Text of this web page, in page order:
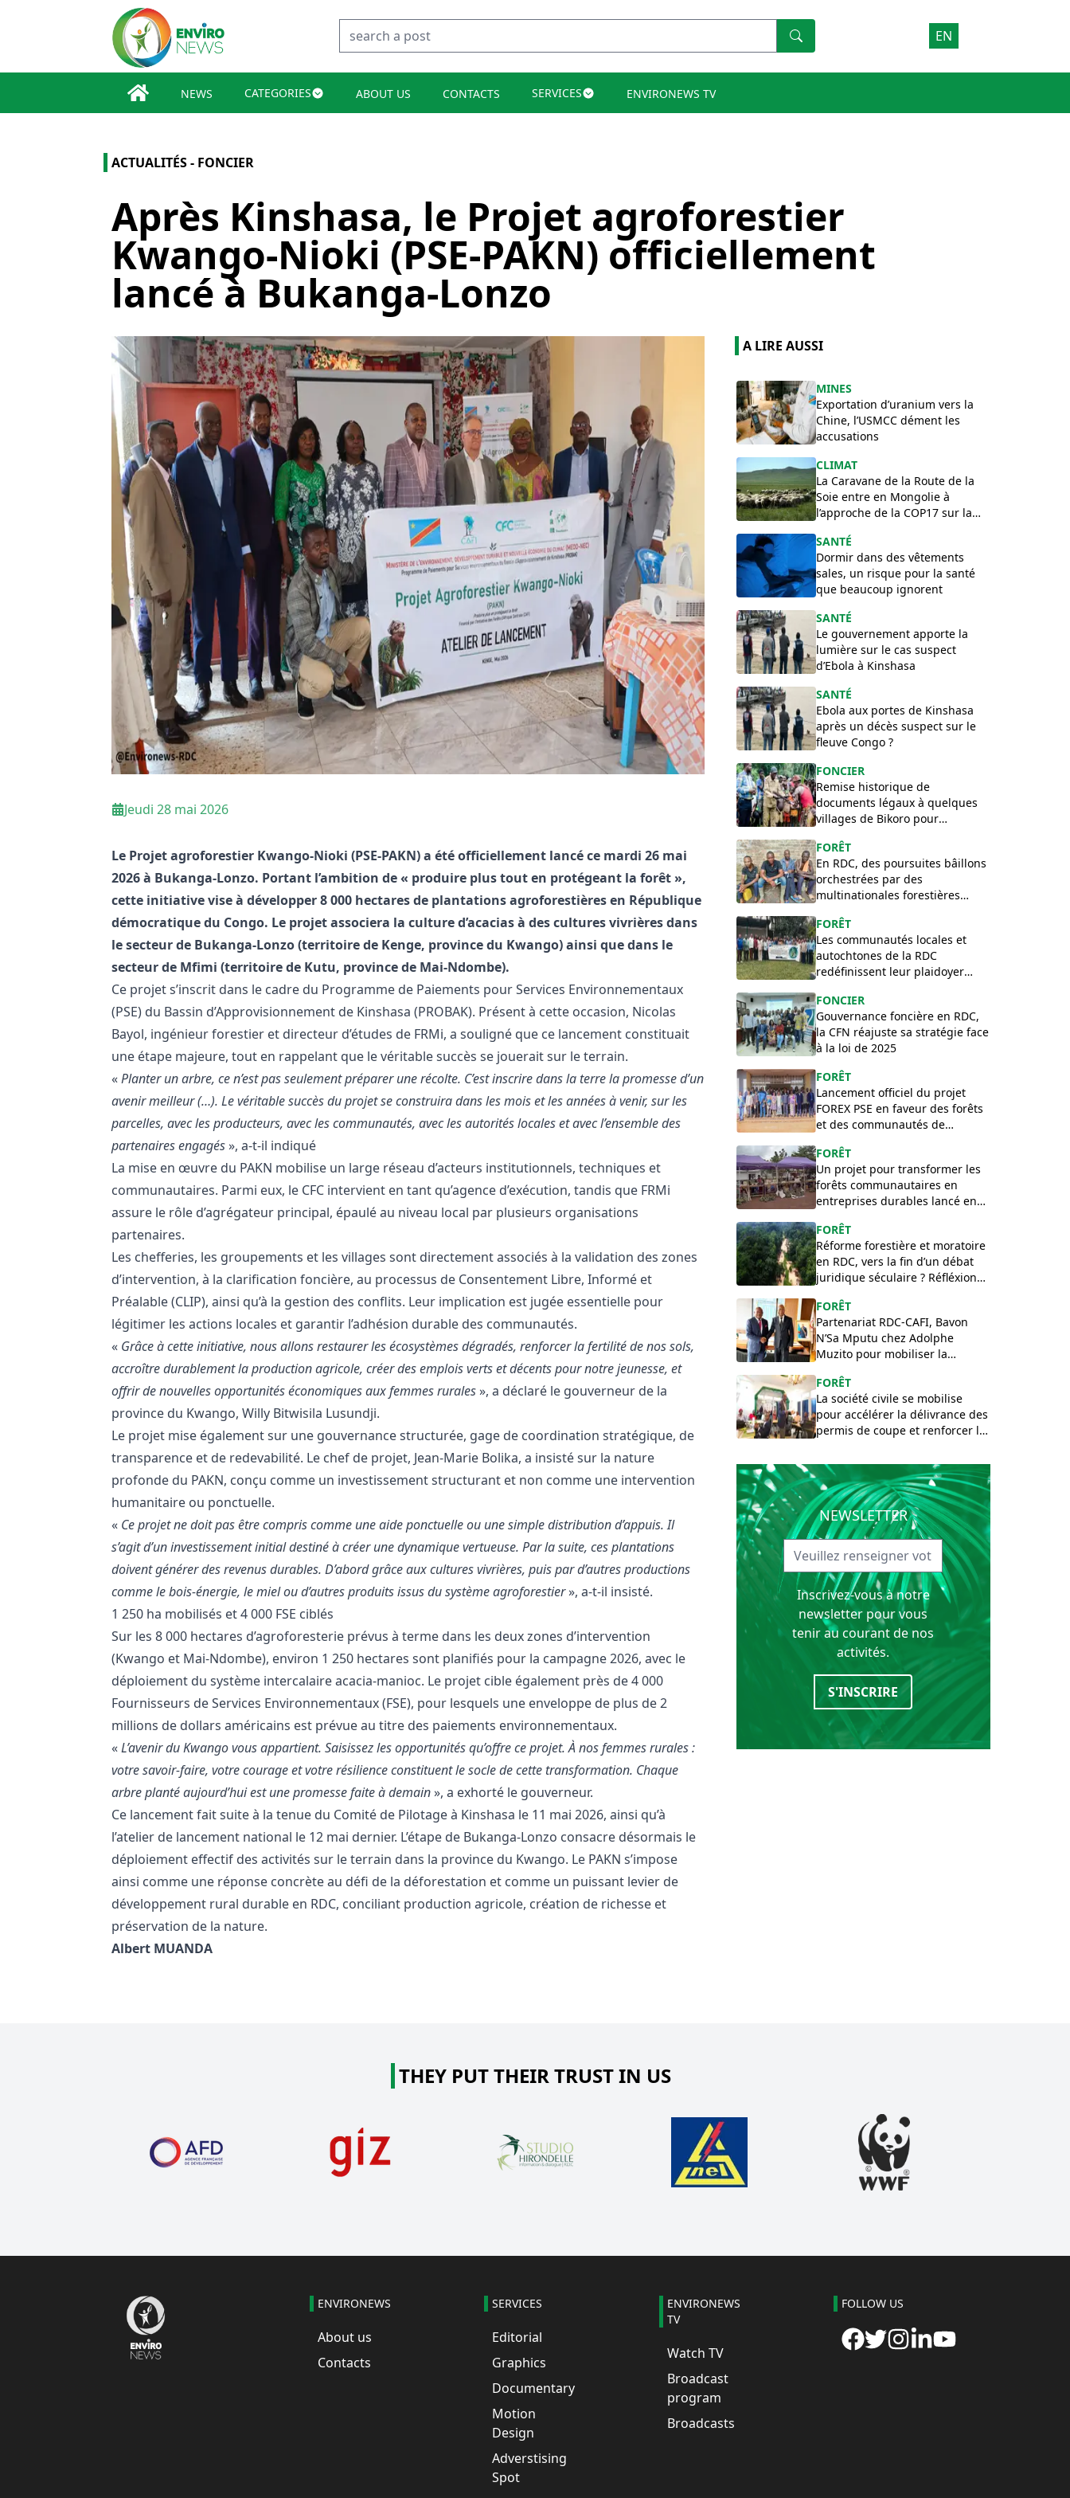
EN
NEWS CATEGORIES ABOUT US CONTACTS SERVICES ENVIRONEWS TV
ACTUALITÉS - FONCIER
Après Kinshasa, le Projet agroforestier
Kwango-Nioki (PSE-PAKN) officiellement
lancé à Bukanga-Lonzo
Jeudi 28 mai 2026
Le Projet agroforestier Kwango-Nioki (PSE-PAKN) a été officiellement lancé ce mardi 26 mai
2026 à Bukanga-Lonzo. Portant l’ambition de « produire plus tout en protégeant la forêt »,
cette initiative vise à développer 8 000 hectares de plantations agroforestières en République
démocratique du Congo. Le projet associera la culture d’acacias à des cultures vivrières dans
le secteur de Bukanga-Lonzo (territoire de Kenge, province du Kwango) ainsi que dans le
secteur de Mfimi (territoire de Kutu, province de Mai-Ndombe).
Ce projet s’inscrit dans le cadre du Programme de Paiements pour Services Environnementaux
(PSE) du Bassin d’Approvisionnement de Kinshasa (PROBAK). Présent à cette occasion, Nicolas
Bayol, ingénieur forestier et directeur d’études de FRMi, a souligné que ce lancement constituait
une étape majeure, tout en rappelant que le véritable succès se jouerait sur le terrain.
«Planter un arbre, ce n’est pas seulement préparer une récolte. C’est inscrire dans la terre la promesse d’un
avenir meilleur (…). Le véritable succès du projet se construira dans les mois et les années à venir, sur les
parcelles, avec les producteurs, avec les communautés, avec les autorités locales et avec l’ensemble des
partenaires engagés», a-t-il indiqué
La mise en œuvre du PAKN mobilise un large réseau d’acteurs institutionnels, techniques et
communautaires. Parmi eux, le CFC intervient en tant qu’agence d’exécution, tandis que FRMi
assure le rôle d’agrégateur principal, épaulé au niveau local par plusieurs organisations
partenaires.
Les chefferies, les groupements et les villages sont directement associés à la validation des zones
d’intervention, à la clarification foncière, au processus de Consentement Libre, Informé et
Préalable (CLIP), ainsi qu’à la gestion des conflits. Leur implication est jugée essentielle pour
légitimer les actions locales et garantir l’adhésion durable des communautés.
« Grâce à cette initiative, nous allons restaurer les écosystèmes dégradés, renforcer la fertilité de nos sols,
accroître durablement la production agricole, créer des emplois verts et décents pour notre jeunesse, et
offrir de nouvelles opportunités économiques aux femmes rurales», a déclaré le gouverneur de la
province du Kwango, Willy Bitwisila Lusundji.
Le projet mise également sur une gouvernance structurée, gage de coordination stratégique, de
transparence et de redevabilité. Le chef de projet, Jean-Marie Bolika, a insisté sur la nature
profonde du PAKN, conçu comme un investissement structurant et non comme une intervention
humanitaire ou ponctuelle.
« Ce projet ne doit pas être compris comme une aide ponctuelle ou une simple distribution d’appuis. Il
s’agit d’un investissement initial destiné à créer une dynamique vertueuse. Par la suite, ces plantations
doivent générer des revenus durables. D’abord grâce aux cultures vivrières, puis par d’autres productions
comme le bois-énergie, le miel ou d’autres produits issus du système agroforestier», a-t-il insisté.
1 250 ha mobilisés et 4 000 FSE ciblés
Sur les 8 000 hectares d’agroforesterie prévus à terme dans les deux zones d’intervention
(Kwango et Mai-Ndombe), environ 1 250 hectares sont planifiés pour la campagne 2026, avec le
déploiement du système intercalaire acacia-manioc. Le projet cible également près de 4 000
Fournisseurs de Services Environnementaux (FSE), pour lesquels une enveloppe de plus de 2
millions de dollars américains est prévue au titre des paiements environnementaux.
«L’avenir du Kwango vous appartient. Saisissez les opportunités qu’offre ce projet. À nos femmes rurales :
votre savoir-faire, votre courage et votre résilience constituent le socle de cette transformation. Chaque
arbre planté aujourd’hui est une promesse faite à demain», a exhorté le gouverneur.
Ce lancement fait suite à la tenue du Comité de Pilotage à Kinshasa le 11 mai 2026, ainsi qu’à
l’atelier de lancement national le 12 mai dernier. L’étape de Bukanga-Lonzo consacre désormais le
déploiement effectif des activités sur le terrain dans la province du Kwango. Le PAKN s’impose
ainsi comme une réponse concrète au défi de la déforestation et comme un puissant levier de
développement rural durable en RDC, conciliant production agricole, création de richesse et
préservation de la nature.
Albert MUANDA
A LIRE AUSSI
MINES
Exportation d’uranium vers la
Chine, l’USMCC dément les
accusations
CLIMAT
La Caravane de la Route de la
Soie entre en Mongolie à
l’approche de la COP17 sur la
SANTÉ
Dormir dans des vêtements
sales, un risque pour la santé
que beaucoup ignorent
SANTÉ
Le gouvernement apporte la
lumière sur le cas suspect
d’Ebola à Kinshasa
SANTÉ
Ebola aux portes de Kinshasa
après un décès suspect sur le
fleuve Congo ?
FONCIER
Remise historique de
documents légaux à quelques
villages de Bikoro pour
ancestrales
FORÊT
En RDC, des poursuites bâillons
orchestrées par des
multinationales forestières
FORÊT
Les communautés locales et
autochtones de la RDC
redéfinissent leur plaidoyer
forestier
FONCIER
Gouvernance foncière en RDC,
la CFN réajuste sa stratégie face
à la loi de 2025
FORÊT
Lancement officiel du projet
FOREX PSE en faveur des forêts
et des communautés de
FORÊT
Un projet pour transformer les
forêts communautaires en
entreprises durables lancé en
FORÊT
Réforme forestière et moratoire
en RDC, vers la fin d’un débat
juridique séculaire ? Réfléxion
FORÊT
Partenariat RDC-CAFI, Bavon
N’Sa Mputu chez Adolphe
Muzito pour mobiliser la
FORÊT
La société civile se mobilise
pour accélérer la délivrance des
permis de coupe et renforcer le
congolaises
NEWSLETTER
Inscrivez-vous à notre
newsletter pour vous
tenir au courant de nos
activités.
S'INSCRIRE
THEY PUT THEIR TRUST IN US
ENVIRONEWS
About us
Contacts
SERVICES
Editorial
Graphics
Documentary
Motion
Design
Adverstising
Spot
ENVIRONEWS
TV
Watch TV
Broadcast
program
Broadcasts
FOLLOW US